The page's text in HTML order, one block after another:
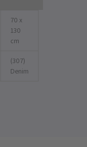
70 x
130
cm
(307)
Denim